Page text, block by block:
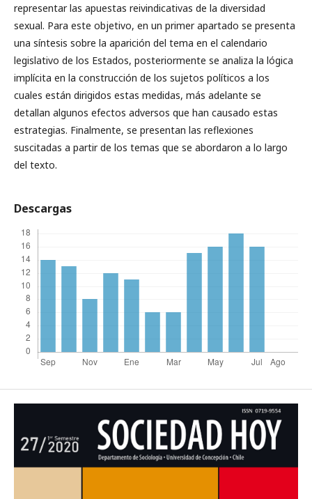
representar las apuestas reivindicativas de la diversidad
sexual. Para este objetivo, en un primer apartado se presenta
una síntesis sobre la aparición del tema en el calendario
legislativo de los Estados, posteriormente se analiza la lógica
implícita en la construcción de los sujetos políticos a los
cuales están dirigidos estas medidas, más adelante se
detallan algunos efectos adversos que han causado estas
estrategias. Finalmente, se presentan las reflexiones
suscitadas a partir de los temas que se abordaron a lo largo
del texto.
Descargas